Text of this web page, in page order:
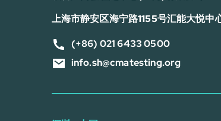
上海市静安区海宁路1155号汇能大悦中
(+86) 021 6433 0500
info.sh@cmatesting.org